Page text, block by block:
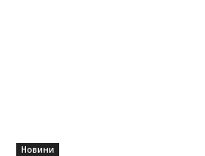
Новини